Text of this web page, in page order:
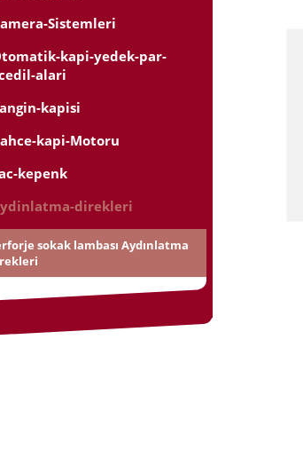
Sistemleri
kapi-yedek-par-
alari
kapisi
kapi-Motoru
kepenk
direkleri
sokak lambası Aydınlatma